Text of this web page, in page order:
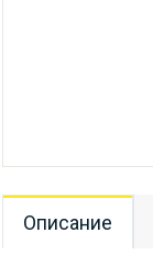
Описание